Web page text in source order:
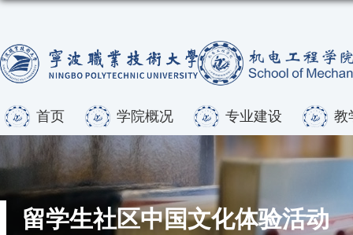
首页 学院概况 专业建设 教
留学生社区中国文化体验活动